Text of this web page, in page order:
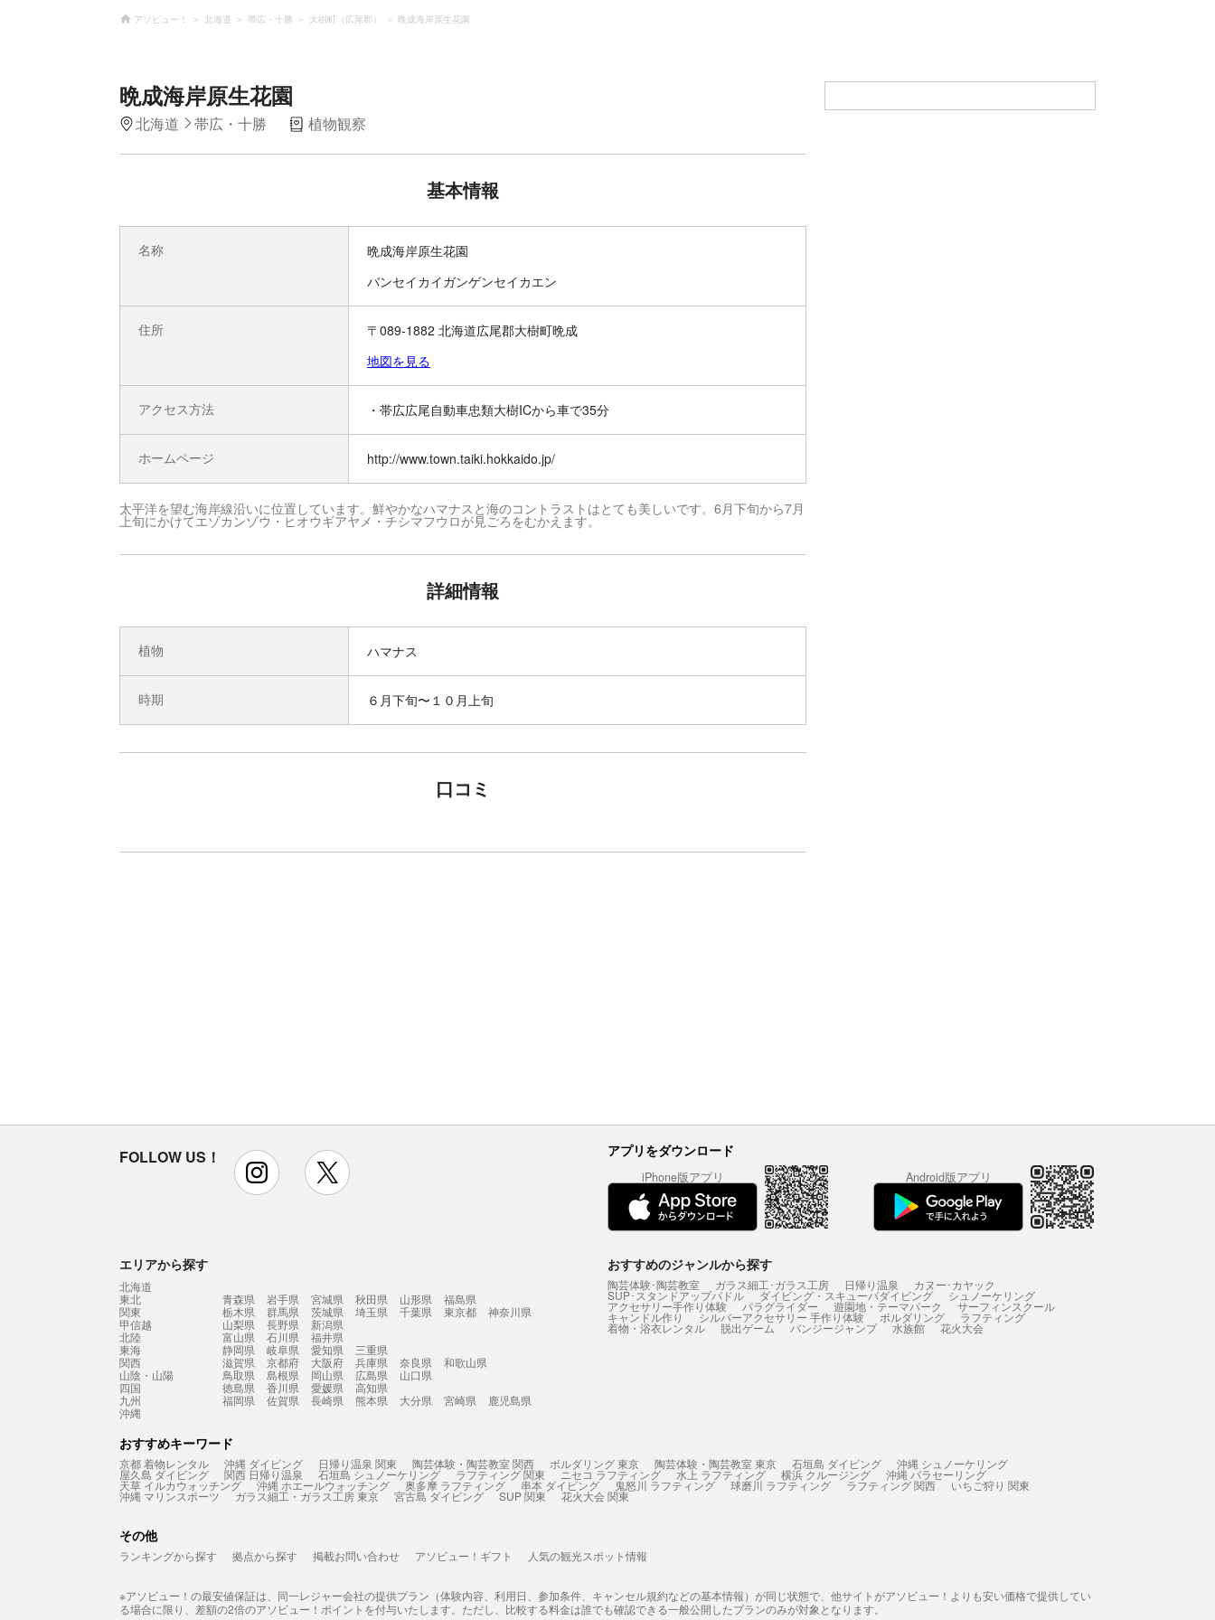
アソビュー！ 北海道 帯広・十勝 大樹町（広尾郡） 晩成海岸原生花園
晩成海岸原生花園
北海道 帯広・十勝 植物観察
基本情報
名称
晩成海岸原生花園
バンセイカイガンゲンセイカエン
住所
〒089-1882 北海道広尾郡大樹町晩成
地図を見る
アクセス方法 ・帯広広尾自動車忠類大樹ICから車で35分
ホームページ http://www.town.taiki.hokkaido.jp/
太平洋を望む海岸線沿いに位置しています。鮮やかなハマナスと海のコントラストはとても美しいです。6月下旬から7月
上旬にかけてエゾカンゾウ・ヒオウギアヤメ・チシマフウロが見ごろをむかえます。
詳細情報
植物 ハマナス
時期 ６月下旬〜１０月上旬
口コミ
FOLLOW US！ instagram アプリをダウンロード
iPhone版アプリ Android版アプリ
エリアから探す
北海道
東北
青森県 岩手県 宮城県 秋田県 山形県
福島県
関東
栃木県 群馬県 茨城県 埼玉県 千葉県 東京都
神奈川県
甲信越
山梨県 長野県
新潟県
北陸
富山県 石川県
福井県
東海
静岡県 岐阜県 愛知県
三重県
関西
滋賀県 京都府 大阪府 兵庫県 奈良県
和歌山県
山陰・山陽
鳥取県 島根県 岡山県 広島県
山口県
四国
徳島県 香川県 愛媛県
高知県
九州
福岡県 佐賀県 長崎県 熊本県 大分県 宮崎県
鹿児島県
沖縄
おすすめのジャンルから探す
陶芸体験･陶芸教室 ガラス細工･ガラス工房 日帰り温泉 カヌー･カヤック
SUP･スタンドアップパドル ダイビング・スキューバダイビング シュノーケリング
アクセサリー手作り体験 パラグライダー 遊園地・テーマパーク サーフィンスクール
キャンドル作り シルバーアクセサリー 手作り体験 ボルダリング ラフティング
着物・浴衣レンタル 脱出ゲーム バンジージャンプ 水族館 花火大会
おすすめキーワード
京都 着物レンタル 沖縄 ダイビング 日帰り温泉 関東 陶芸体験・陶芸教室 関西 ボルダリング 東京 陶芸体験・陶芸教室 東京 石垣島 ダイビング 沖縄 シュノーケリング
屋久島 ダイビング 関西 日帰り温泉 石垣島 シュノーケリング ラフティング 関東 ニセコ ラフティング 水上 ラフティング 横浜 クルージング 沖縄 パラセーリング
天草 イルカウォッチング 沖縄 ホエールウォッチング 奥多摩 ラフティング 串本 ダイビング 鬼怒川 ラフティング 球磨川 ラフティング ラフティング 関西 いちご狩り 関東
沖縄 マリンスポーツ ガラス細工・ガラス工房 東京 宮古島 ダイビング SUP 関東 花火大会 関東
その他
ランキングから探す 拠点から探す 掲載お問い合わせ アソビュー！ギフト 人気の観光スポット情報
※アソビュー！の最安値保証は、同一レジャー会社の提供プラン（体験内容、利用日、参加条件、キャンセル規約などの基本情報）が同じ状態で、他サイトがアソビュー！よりも安い価格で提供してい
る場合に限り、差額の2倍のアソビュー！ポイントを付与いたします。ただし、比較する料金は誰でも確認できる一般公開したプランのみが対象となります。